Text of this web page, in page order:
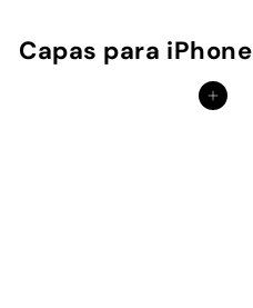
Capas para iPhone
Adicionar ao Carrinho de Compras